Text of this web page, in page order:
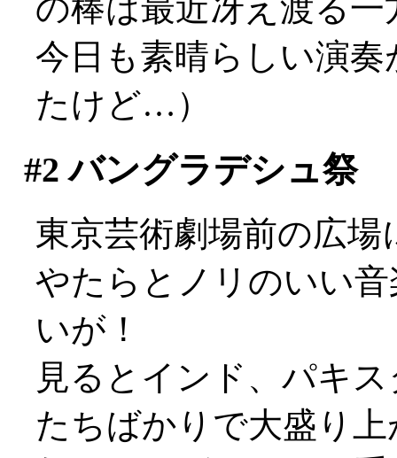
の棒は最近冴え渡る一
今日も素晴らしい演
たけど…）
#2 バングラデシュ祭
東京芸術劇場前の広場
やたらとノリのいい
いが！
見るとインド、パキ
たちばかりで大盛り